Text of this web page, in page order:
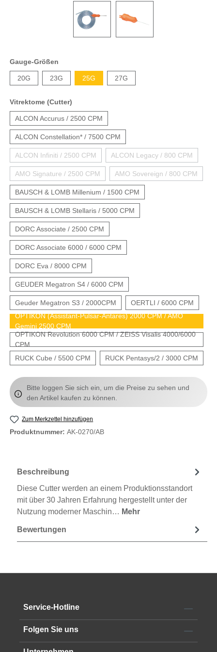
Gauge-Größen
20G 23G 25G 27G
Vitrektome (Cutter)
ALCON Accurus / 2500 CPM
ALCON Constellation* / 7500 CPM
ALCON Infiniti / 2500 CPM ALCON Legacy / 800 CPM
AMO Signature / 2500 CPM AMO Sovereign / 800 CPM
BAUSCH & LOMB Millenium / 1500 CPM
BAUSCH & LOMB Stellaris / 5000 CPM
DORC Associate / 2500 CPM
DORC Associate 6000 / 6000 CPM
DORC Eva / 8000 CPM
GEUDER Megatron S4 / 6000 CPM
Geuder Megatron S3 / 2000CPM
OERTLI / 6000 CPM
OPTIKON (Assistant-Pulsar-Antares) 2000 CPM / AMO
Gemini 2500 CPM
OPTIKON Revolution 6000 CPM / ZEISS Visalis 4000/6000
CPM
RUCK Cube / 5500 CPM
RUCK Pentasys/2 / 3000 CPM
Bitte loggen Sie sich ein, um die Preise zu sehen und
den Artikel kaufen zu können.
Zum Merkzettel hinzufügen
Produktnummer: AK-0270/AB
Beschreibung
Diese Cutter werden an einem Produktionsstandort
mit über 30 Jahren Erfahrung hergestellt unter der
Nutzung moderner Maschin… Mehr
Bewertungen
Service-Hotline
Folgen Sie uns